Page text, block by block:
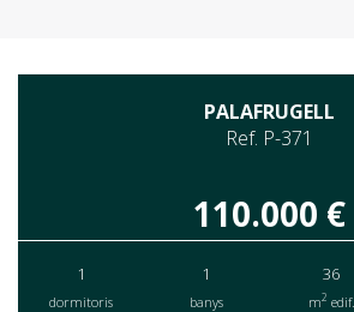
PALAFRUGELL
Ref. P-371
110.000 €
1
dormitoris
1
banys
36
m2 edif.